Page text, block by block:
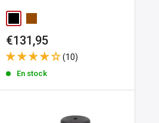
Precio
de
venta
€131,95
(10)
En stock